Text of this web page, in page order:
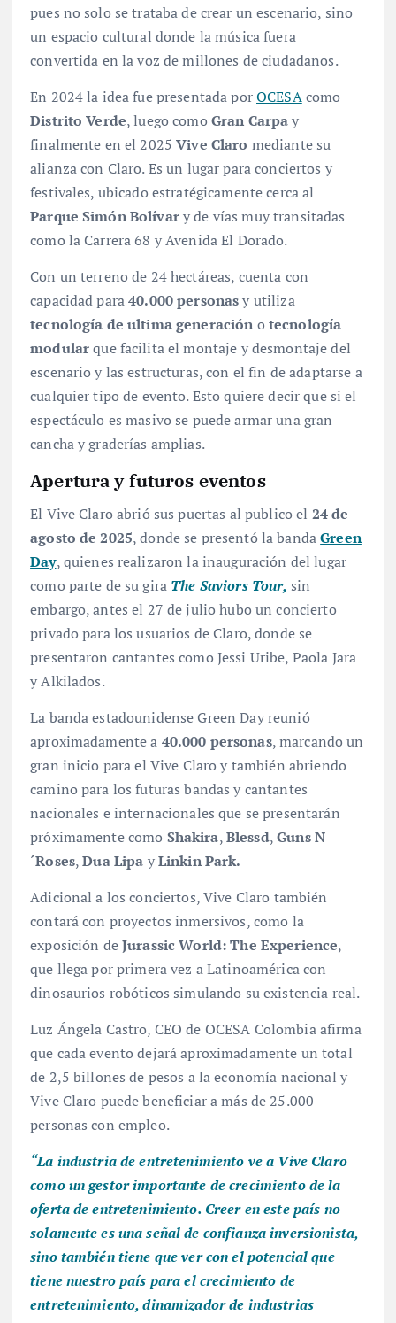
pues no solo se trataba de crear un escenario, sino
un espacio cultural donde la música fuera
convertida en la voz de millones de ciudadanos.
En 2024 la idea fue presentada porOCESAcomo
Distrito Verde, luego comoGran Carpay
finalmente en el 2025Vive Claro mediante su
alianza con Claro. Es un lugar para conciertos y
festivales, ubicado estratégicamente cerca al
Parque Simón Bolívary de vías muy transitadas
como la Carrera 68 y Avenida El Dorado.
Con un terreno de 24 hectáreas, cuenta con
capacidad para40.000 personasy utiliza
tecnología de ultima generación otecnología
modularque facilita el montaje y desmontaje del
escenario y las estructuras, con el fin de adaptarse a
cualquier tipo de evento. Esto quiere decir que si el
espectáculo es masivo se puede armar una gran
cancha y graderías amplias.
Apertura y futuros eventos
El Vive Claro abrió sus puertas al publico el 24 de
agosto de 2025, donde se presentó la bandaGreen
Day, quienes realizaron la inauguración del lugar
como parte de su gira The Saviors Tour, sin
embargo, antes el 27 de julio hubo un concierto
privado para los usuarios de Claro, donde se
presentaron cantantes como Jessi Uribe, Paola Jara
y Alkilados.
La banda estadounidense Green Day reunió
aproximadamente a 40.000 personas, marcando un
gran inicio para el Vive Claro y también abriendo
camino para los futuras bandas y cantantes
nacionales e internacionales que se presentarán
próximamente como Shakira,Blessd,Guns N
´Roses,Dua Lipa yLinkin Park.
Adicional a los conciertos, Vive Claro también
contará con proyectos inmersivos, como la
exposición deJurassic World: The Experience,
que llega por primera vez a Latinoamérica con
dinosaurios robóticos simulando su existencia real.
Luz Ángela Castro, CEO de OCESA Colombia afirma
que cada evento dejará aproximadamente un total
de 2,5 billones de pesos a la economía nacional y
Vive Claro puede beneficiar a más de 25.000
personas con empleo.
“La industria de entretenimiento ve a Vive Claro
como un gestor importante de crecimiento de la
oferta de entretenimiento. Creer en este país no
solamente es una señal de confianza inversionista,
sino también tiene que ver con el potencial que
tiene nuestro país para el crecimiento de
entretenimiento, dinamizador de industrias